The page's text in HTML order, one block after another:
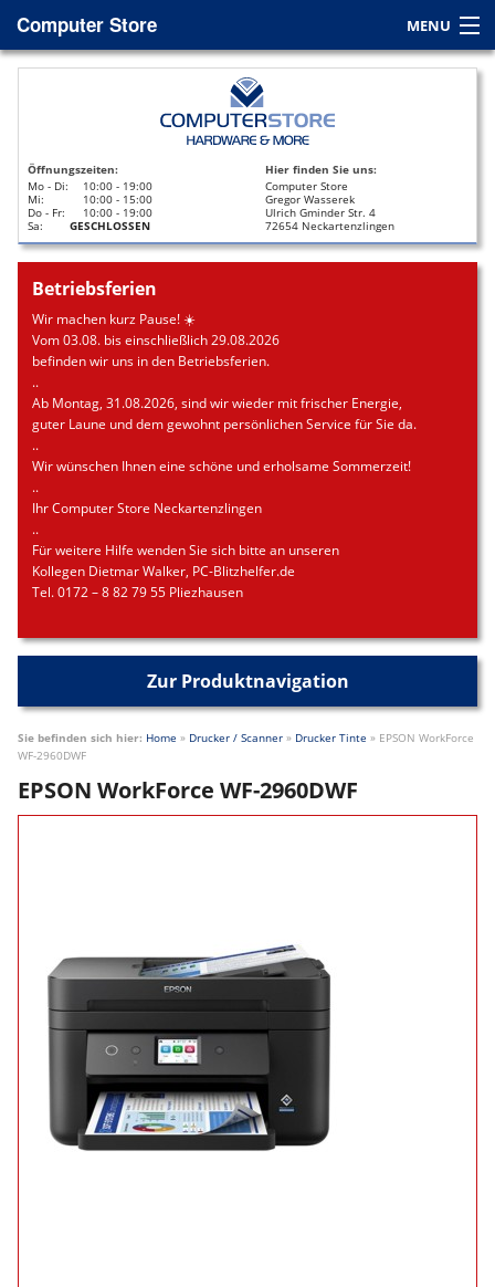
Computer Store MENU
Home
Leasing
Datenrettung
Öffnungszeiten:
Mo - Di:
10:00 - 19:00
Mi:
10:00 - 15:00
Do - Fr:
10:00 - 19:00
Sa:
GESCHLOSSEN
Hier finden Sie uns:
Computer Store
Gregor Wasserek
Ulrich Gminder Str. 4
72654 Neckartenzlingen
Betriebsferien
Wir machen kurz Pause! ☀️
Vom 03.08. bis einschließlich 29.08.2026
befinden wir uns in den Betriebsferien.
..
Ab Montag, 31.08.2026, sind wir wieder mit frischer Energie,
guter Laune und dem gewohnt persönlichen Service für Sie da.
..
Wir wünschen Ihnen eine schöne und erholsame Sommerzeit!
..
Ihr Computer Store Neckartenzlingen
..
Für weitere Hilfe wenden Sie sich bitte an unseren
Kollegen Dietmar Walker, PC-Blitzhelfer.de
Tel. 0172 – 8 82 79 55 Pliezhausen
Zur Produktnavigation
Sie befinden sich hier: Home » Drucker / Scanner » Drucker Tinte » EPSON WorkForce
WF-2960DWF
EPSON WorkForce WF-2960DWF